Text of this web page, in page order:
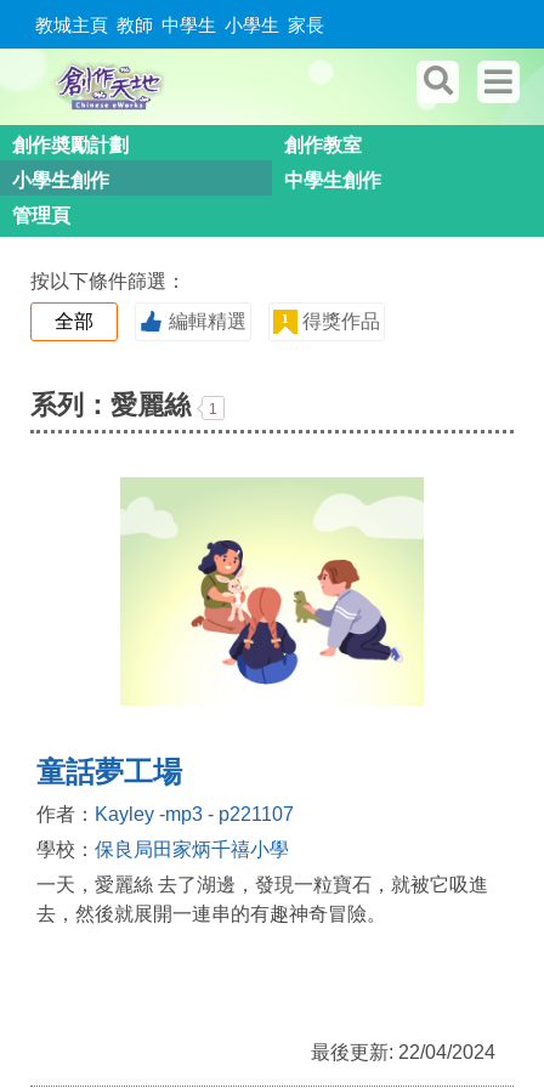
教城主頁 教師 中學生 小學生 家長
創作奬勵計劃
創作教室
小學生創作
中學生創作
管理頁
按以下條件篩選：
全部
編輯精選 得獎作品
系列：愛麗絲 1
童話夢工場
作者： Kayley -mp3 - p221107
學校： 保良局田家炳千禧小學
一天，愛麗絲 去了湖邊，發現一粒寶石，就被它吸進
去，然後就展開一連串的有趣神奇冒險。
最後更新: 22/04/2024